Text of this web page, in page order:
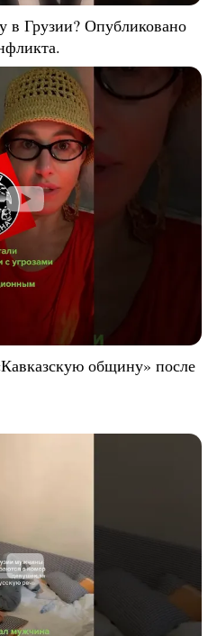
в Грузии? Опубликовано
общину» после